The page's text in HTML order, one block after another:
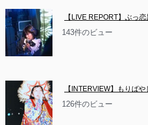
【LIVE REPORT】ぶっ
143件のビュー
【INTERVIEW】もりば
126件のビュー